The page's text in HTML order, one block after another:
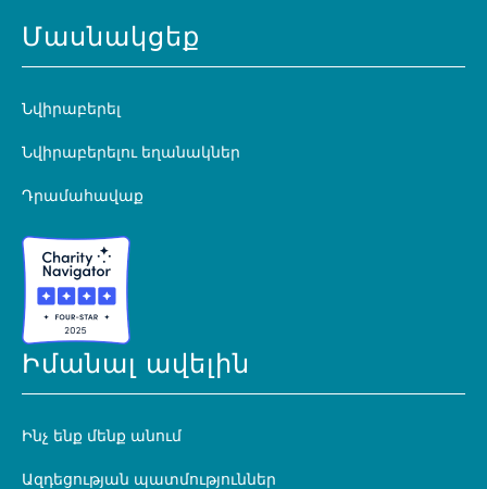
Մասնակցեք
Նվիրաբերել
Նվիրաբերելու եղանակներ
Դրամահավաք
Իմանալ ավելին
Ինչ ենք մենք անում
Ազդեցության պատմություններ